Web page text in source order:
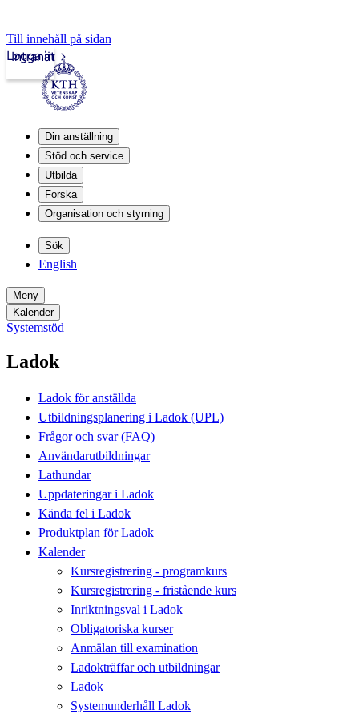
Till innehåll på sidan
Intranät
Logga in
Din anställning
Stöd och service
Utbilda
Forska
Organisation och styrning
Sök
English
Meny
Kalender
Systemstöd
Ladok
Ladok för anställda
Utbildningsplanering i Ladok (UPL)
Frågor och svar (FAQ)
Användarutbildningar
Lathundar
Uppdateringar i Ladok
Kända fel i Ladok
Produktplan för Ladok
Kalender
Kursregistrering - programkurs
Kursregistrering - fristående kurs
Inriktningsval i Ladok
Obligatoriska kurser
Anmälan till examination
Ladokträffar och utbildningar
Ladok
Systemunderhåll Ladok